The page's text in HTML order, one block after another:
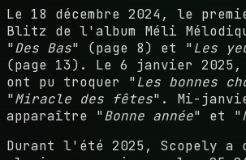
Le 18 décembre 2024, le
Blitz de l'album Méli
"Des Bas" (page 8) et "Les
(page 13). Le 6 janvier
ont pu troquer "Les bonnes
"Miracle des fêtes". Mi-
apparaître "Bonne année" et "
Durant l'été 2025, Scopely a